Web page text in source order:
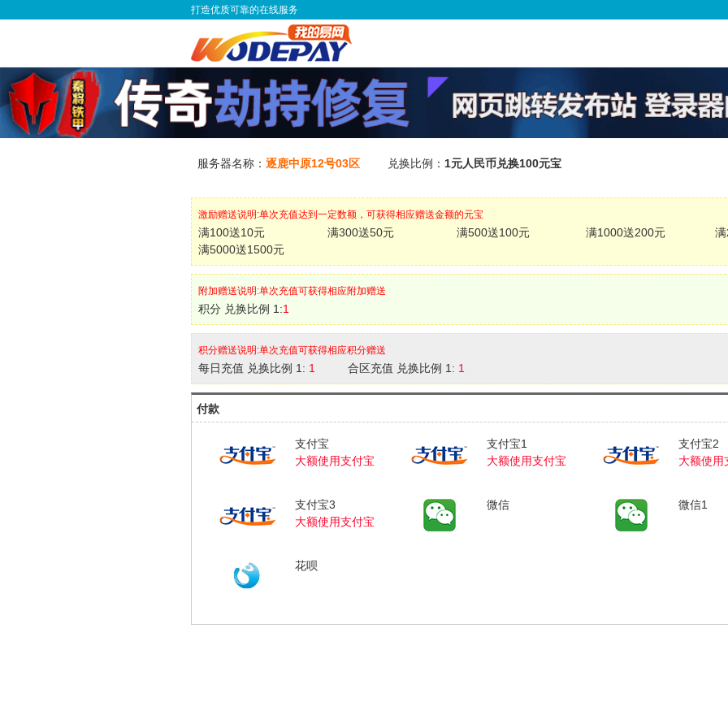
打造优质可靠的在线服务
服务器名称：逐鹿中原12号03区 兑换比例： 1元人民币兑换100元宝
激励赠送说明:单次充值达到一定数额，可获得相应赠送金额的元宝
满100送10元 满300送50元 满500送100元 满1000送200元
满5000送1500元
附加赠送说明:单次充值可获得相应附加赠送
积分 兑换比例 1:1
积分赠送说明:单次充值可获得相应积分赠送
每日充值 兑换比例 1: 1 合区充值 兑换比例 1: 1
付款
支付宝
大额使用支付宝
支付宝1
大额使用支付宝
支付宝2
大额使用
支付宝3
大额使用支付宝
微信 微信1
花呗